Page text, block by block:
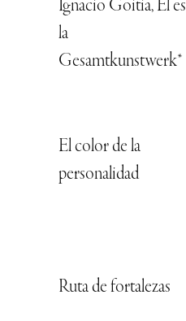
Ignacio Goitia, Él es
la
Gesamtkunstwerk*
El color de la
personalidad
Ruta de fortalezas